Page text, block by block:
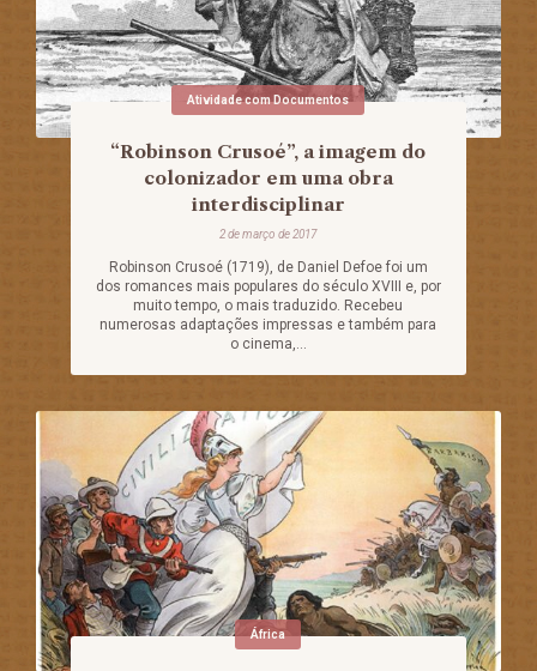
Atividade com Documentos
“Robinson Crusoé”, a imagem do
colonizador em uma obra
interdisciplinar
2 de março de 2017
Robinson Crusoé (1719), de Daniel Defoe foi um
dos romances mais populares do século XVIII e, por
muito tempo, o mais traduzido. Recebeu
numerosas adaptações impressas e também para
o cinema,...
África